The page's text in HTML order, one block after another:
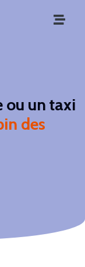
ou un taxi
des